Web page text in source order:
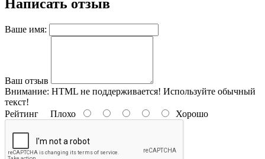
Написать отзыв
Ваше имя:
Ваш отзыв
Внимание: HTML не поддерживается! Используйте обычный
текст!
Рейтинг Плохо Хорошо